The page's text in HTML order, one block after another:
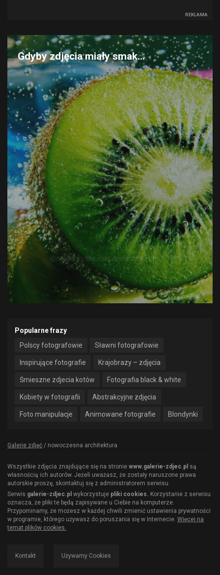
REKLAMA
Gdyby zdjęcia miały smak...
Popularne frazy
Polscy fotografowie
Sławni fotografowie
Inspirujące fotografie Krajobrazy – zdjęcia
Śmieszne zdjecia kotów Fotografia black & white
Kobiety w fotografii Abstrakcyjne zdjęcia
Foto manipulacje Animowane fotografie Blondynki
Galerie zdjęć / nowoczesna architektura
Wszystkie zdjęcia znajdujące się na stronie www.galerie-zdjec.pl są
własnością ich autorów. Jeżeli uważasz, że zostały naruszone prawa
autorskie proszę, skontaktuj się z administratorem serwisu.
Serwis galerie-zdjec.pl wykorzystuje pliki cookies. Korzystanie z serwisu
oznacza, że pliki te będą zapisywane u Ciebie na komputerze.
Przypominamy, że możesz w każdej chwili zmienić ustawienia prywatności
w programie, którego używasz do poruszania się w Internecie. Więcej na
temat plików cookies.
Kontakt Używamy Cookies